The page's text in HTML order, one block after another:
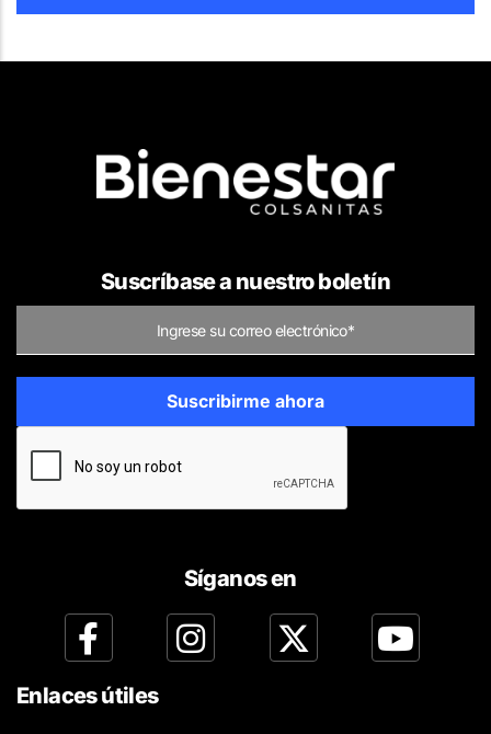
Suscríbase a nuestro boletín
Síganos en
Enlaces útiles